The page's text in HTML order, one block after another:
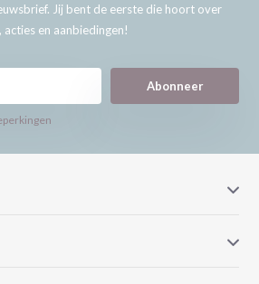
Jij bent de eerste die hoort over
en aanbiedingen!
Abonneer